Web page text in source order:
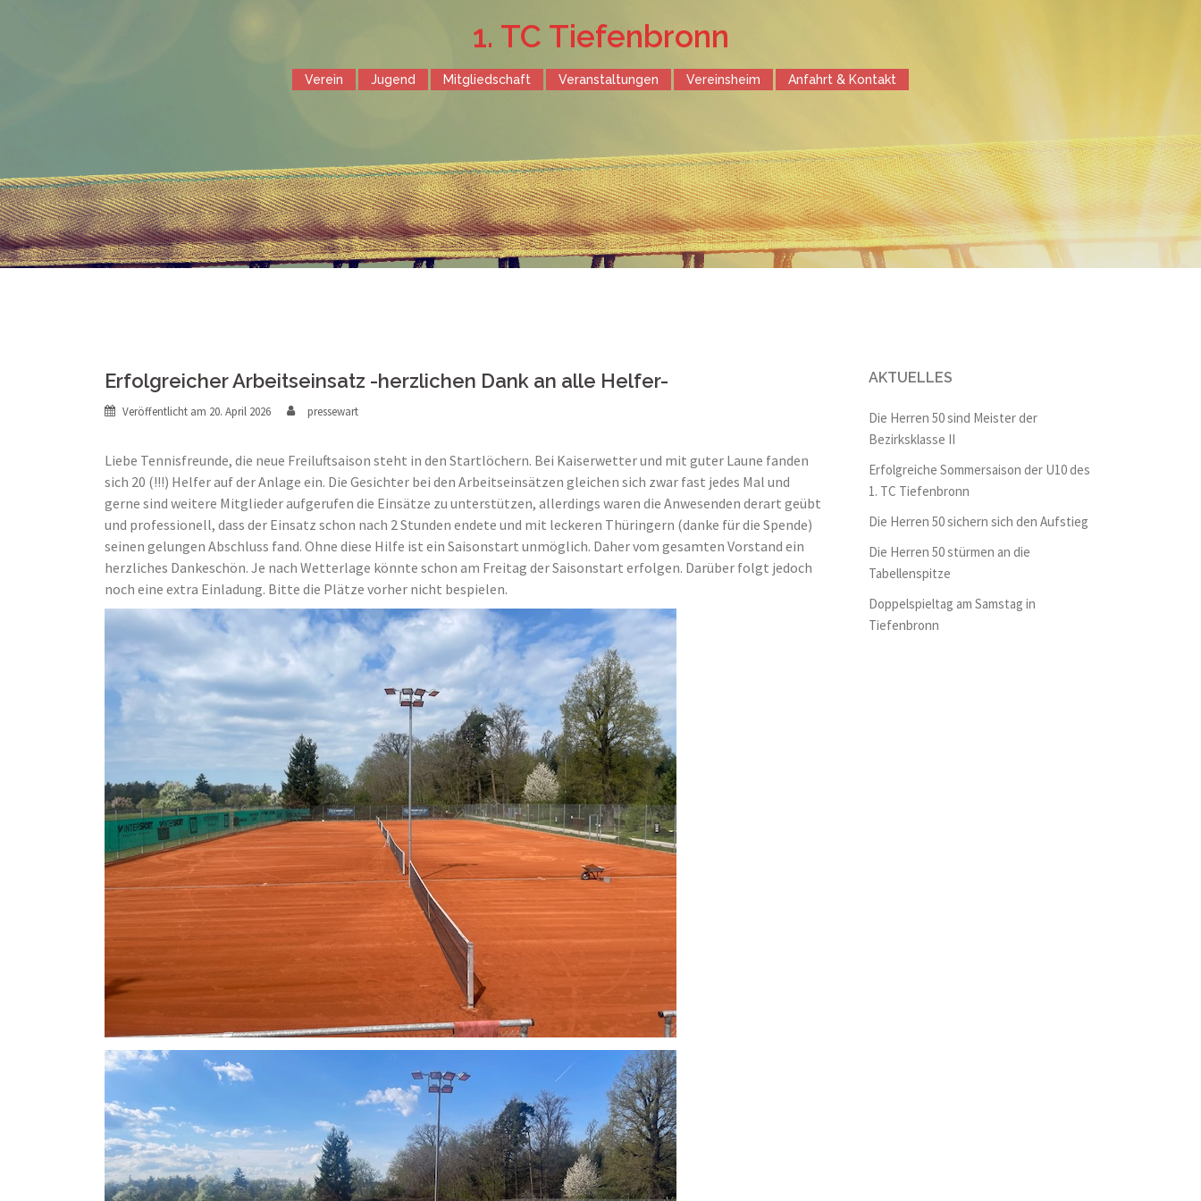
1. TC Tiefenbronn
Verein Jugend Mitgliedschaft Veranstaltungen Vereinsheim Anfahrt & Kontakt
Erfolgreicher Arbeitseinsatz -herzlichen Dank an alle Helfer-
Veröffentlicht am 20. April 2026 pressewart
Liebe Tennisfreunde, die neue Freiluftsaison steht in den Startlöchern. Bei Kaiserwetter und mit guter Laune fanden
sich 20 (!!!) Helfer auf der Anlage ein. Die Gesichter bei den Arbeitseinsätzen gleichen sich zwar fast jedes Mal und
gerne sind weitere Mitglieder aufgerufen die Einsätze zu unterstützen, allerdings waren die Anwesenden derart geübt
und professionell, dass der Einsatz schon nach 2 Stunden endete und mit leckeren Thüringern (danke für die Spende)
seinen gelungen Abschluss fand. Ohne diese Hilfe ist ein Saisonstart unmöglich. Daher vom gesamten Vorstand ein
herzliches Dankeschön. Je nach Wetterlage könnte schon am Freitag der Saisonstart erfolgen. Darüber folgt jedoch
noch eine extra Einladung. Bitte die Plätze vorher nicht bespielen.
AKTUELLES
Die Herren 50 sind Meister der
Bezirksklasse II
Erfolgreiche Sommersaison der U10 des
1. TC Tiefenbronn
Die Herren 50 sichern sich den Aufstieg
Die Herren 50 stürmen an die
Tabellenspitze
Doppelspieltag am Samstag in
Tiefenbronn